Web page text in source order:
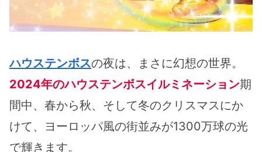
ハウステンボスの夜は、まさに幻想の世界。
2024年のハウステンボスイルミネーション期
間中、春から秋、そして冬のクリスマスにか
けて、ヨーロッパ風の街並みが1300万球の光
で輝きます。